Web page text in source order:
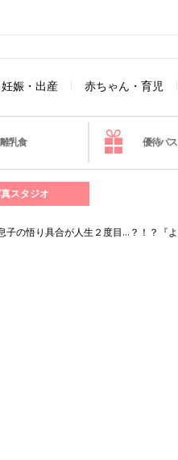
妊娠・出産 赤ちゃん・育児
離乳食 優待パス
スタジオ
の悟り具合が人生２度目…？！？『よ